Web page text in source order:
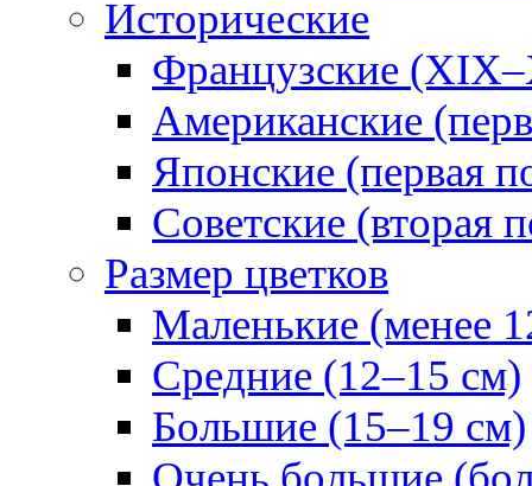
Исторические
Французские
Американские
Японские (первая
Советские (вторая
Размер цветков
Маленькие (менее
Средние (12–15 см)
Большие (15–19 см)